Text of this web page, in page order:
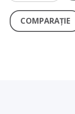
COMPARAŢIE